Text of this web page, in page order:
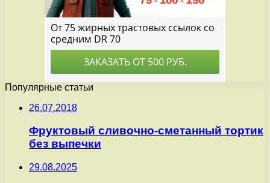
Популярные статьи
26.07.2018
Фруктовый сливочно-сметанный тортик
без выпечки
29.08.2025